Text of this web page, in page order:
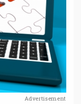
Advertisement